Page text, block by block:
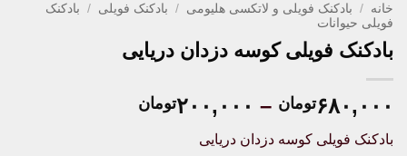
خانه / بادکنک فویلی و لاتکسی هلیومی / بادکنک فویلی / بادکنک
فویلی حیوانات
بادکنک فویلی کوسه دزدان دریایی
۶۸۰,۰۰۰تومان – ۲۰۰,۰۰۰تومان
بادکنک فویلی کوسه دزدان دریایی